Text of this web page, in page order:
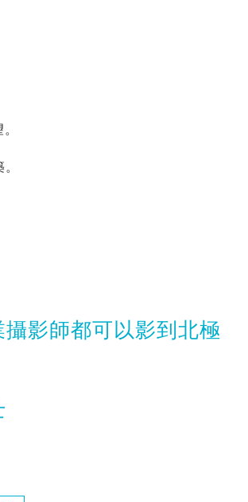
影師都可以影到北極